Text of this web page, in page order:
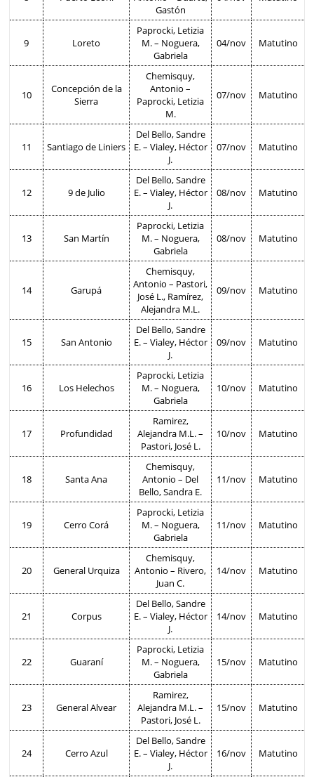
Gastón
9 Loreto
Paprocki, Letizia
M. – Noguera,
Gabriela
04/nov Matutino
10
Concepción de la
Sierra
Chemisquy,
Antonio –
Paprocki, Letizia
M.
07/nov Matutino
11 Santiago de Liniers
Del Bello, Sandre
E. – Vialey, Héctor
J.
07/nov Matutino
12 9 de Julio
Del Bello, Sandre
E. – Vialey, Héctor
J.
08/nov Matutino
13 San Martín
Paprocki, Letizia
M. – Noguera,
Gabriela
08/nov Matutino
14 Garupá
Chemisquy,
Antonio – Pastori,
José L., Ramírez,
Alejandra M.L.
09/nov Matutino
15 San Antonio
Del Bello, Sandre
E. – Vialey, Héctor
J.
09/nov Matutino
16 Los Helechos
Paprocki, Letizia
M. – Noguera,
Gabriela
10/nov Matutino
17 Profundidad
Ramirez,
Alejandra M.L. –
Pastori, José L.
10/nov Matutino
18 Santa Ana
Chemisquy,
Antonio – Del
Bello, Sandra E.
11/nov Matutino
19 Cerro Corá
Paprocki, Letizia
M. – Noguera,
Gabriela
11/nov Matutino
20 General Urquiza
Chemisquy,
Antonio – Rivero,
Juan C.
14/nov Matutino
21 Corpus
Del Bello, Sandre
E. – Vialey, Héctor
J.
14/nov Matutino
22 Guaraní
Paprocki, Letizia
M. – Noguera,
Gabriela
15/nov Matutino
23 General Alvear
Ramirez,
Alejandra M.L. –
Pastori, José L.
15/nov Matutino
24 Cerro Azul
Del Bello, Sandre
E. – Vialey, Héctor
J.
16/nov Matutino